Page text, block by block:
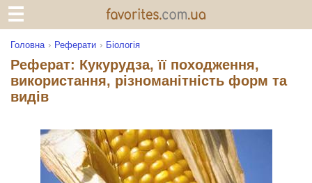
Головна Реферати Біологія
Реферат: Кукурудза, її походження,
використання, різноманітність форм та
видів